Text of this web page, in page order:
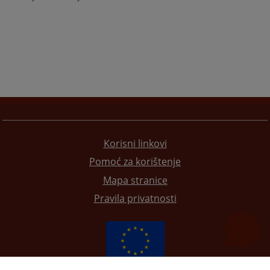
Korisni linkovi
Pomoć za korištenje
Mapa stranice
Pravila privatnosti